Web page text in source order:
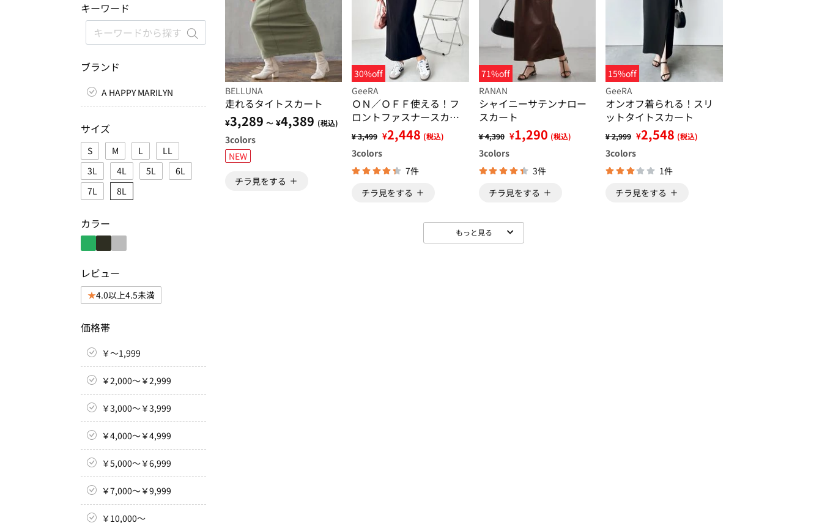
キーワード
ブランド
A HAPPY MARILYN
サイズ
S M L
LL
3L
4L 5L
6L
7L
8L
カラー
レビュー
4.0以上4.5未満
価格帯
￥～1,999
￥2,000～￥2,999
￥3,000～￥3,999
￥4,000～￥4,999
￥5,000～￥6,999
￥7,000～￥9,999
￥10,000～
BELLUNA
走れるタイトスカート
¥3,289 ～ ¥4,389 (税込)
3colors
NEW
チラ見をする
30%off
GeeRA
ＯＮ／ＯＦＦ使える！フ
ロントファスナースカー
ト
¥ 3,499 ¥2,448 (税込)
3colors
7件
チラ見をする
71%off
RANAN
シャイニーサテンナロー
スカート
¥ 4,390 ¥1,290 (税込)
3colors
3件
チラ見をする
15%off
GeeRA
オンオフ着られる！スリ
ットタイトスカート
¥ 2,999 ¥2,548 (税込)
3colors
1件
チラ見をする
もっと見る